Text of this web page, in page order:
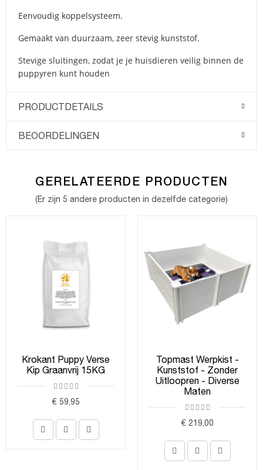
Eenvoudig koppelsysteem.
Gemaakt van duurzaam, zeer stevig kunststof.
Stevige sluitingen, zodat je je huisdieren veilig binnen de
puppyren kunt houden
PRODUCTDETAILS
BEOORDELINGEN
GERELATEERDE PRODUCTEN
(Er zijn 5 andere producten in dezelfde categorie)
Krokant Puppy Verse
Kip Graanvrij 15KG
€ 59,95
Topmast Werpkist -
Kunststof - Zonder
Uitloopren - Diverse
Maten
€ 219,00